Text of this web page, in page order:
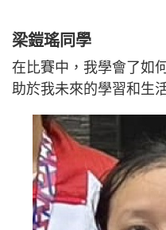
梁鎧瑤同學
在比賽中，我學會了如
助於我未來的學習和生